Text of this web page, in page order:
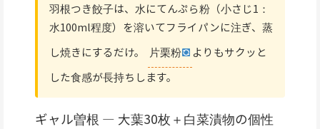
羽根つき餃子は、水にてんぷら粉（小さじ1：
水100ml程度）を溶いてフライパンに注ぎ、蒸
し焼きにするだけ。
片栗粉
よりもサクッと
した食感が長持ちします。
ギャル曽根 — 大葉30枚＋白菜漬物の個性